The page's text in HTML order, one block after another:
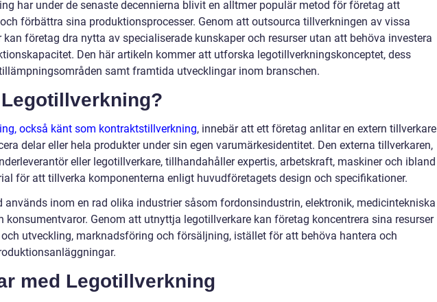
har under de senaste decennierna blivit en alltmer populär metod för företag att
förbättra sina produktionsprocesser. Genom att outsourca tillverkningen av vissa
kan företag dra nytta av specialiserade kunskaper och resurser utan att behöva investera
Den här artikeln kommer att utforska legotillverkningskonceptet, dess
samt framtida utvecklingar inom branschen.
också känt som kontraktstillverkning, innebär att ett företag anlitar en extern tillverkare
delar eller hela produkter under sin egen varumärkesidentitet. Den externa tillverkaren,
eller legotillverkare, tillhandahåller expertis, arbetskraft, maskiner och ibland
för att tillverka komponenterna enligt huvudföretagets design och specifikationer.
används inom en rad olika industrier såsom fordonsindustrin, elektronik, medicintekniska
konsumentvaror. Genom att utnyttja legotillverkare kan företag koncentrera sina resurser
utveckling, marknadsföring och försäljning, istället för att behöva hantera och
med Legotillverkning